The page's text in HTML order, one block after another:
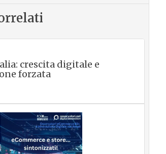
crescita digitale e
forzata